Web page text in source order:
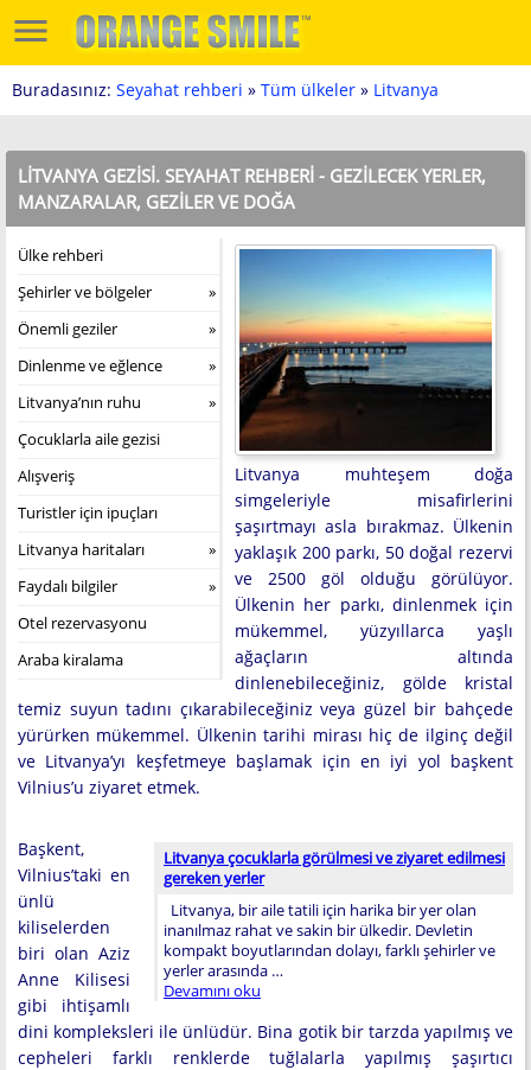
Buradasınız: Seyahat rehberi » Tüm ülkeler » Litvanya
LITVANYA GEZISI. SEYAHAT REHBERI - GEZILECEK YERLER,
MANZARALAR, GEZILER VE DOĞA
Ülke rehberi
Şehirler ve bölgeler
Önemli geziler
Dinlenme ve eğlence
Litvanya’nın ruhu
Çocuklarla aile gezisi
Alışveriş
Turistler için ipuçları
Litvanya haritaları
Faydalı bilgiler
Otel rezervasyonu
Araba kiralama
Litvanya muhteşem doğa
simgeleriyle misafirlerini
şaşırtmayı asla bırakmaz. Ülkenin
yaklaşık 200 parkı, 50 doğal rezervi
ve 2500 göl olduğu görülüyor.
Ülkenin her parkı, dinlenmek için
mükemmel, yüzyıllarca yaşlı
ağaçların altında
dinlenebileceğiniz, gölde kristal
temiz suyun tadını çıkarabileceğiniz veya güzel bir bahçede
yürürken mükemmel. Ülkenin tarihi mirası hiç de ilginç değil
ve Litvanya’yı keşfetmeye başlamak için en iyi yol başkent
Vilnius’u ziyaret etmek.
Litvanya çocuklarla görülmesi ve ziyaret edilmesi
gereken yerler
Litvanya, bir aile tatili için harika bir yer olan
inanılmaz rahat ve sakin bir ülkedir. Devletin
kompakt boyutlarından dolayı, farklı şehirler ve
yerler arasında …
Devamını oku
Başkent,
Vilnius’taki en
ünlü
kiliselerden
biri olan Aziz
Anne Kilisesi
gibi ihtişamlı
dini kompleksleri ile ünlüdür. Bina gotik bir tarzda yapılmış ve
cepheleri farklı renklerde tuğlalarla yapılmış şaşırtıcı